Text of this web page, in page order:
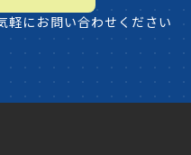
軽にお問い合わせください